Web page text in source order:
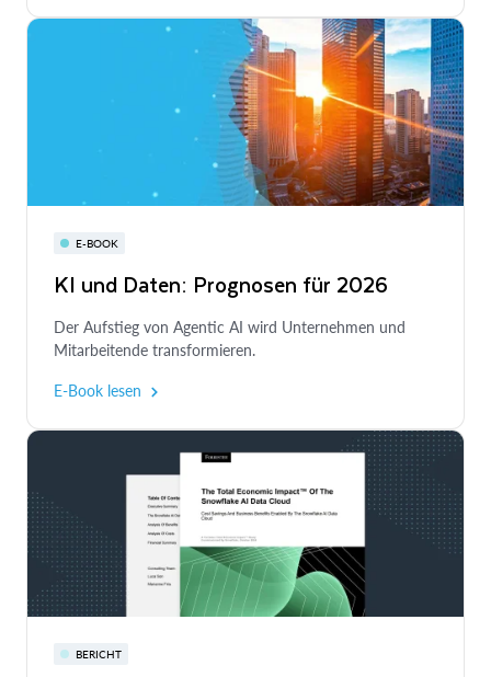
E-BOOK
KI und Daten: Prognosen für 2026
Der Aufstieg von Agentic AI wird Unternehmen und
Mitarbeitende transformieren.
E-Book lesen
BERICHT